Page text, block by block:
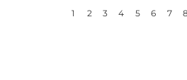
1 2 3 4 5 6 7 8